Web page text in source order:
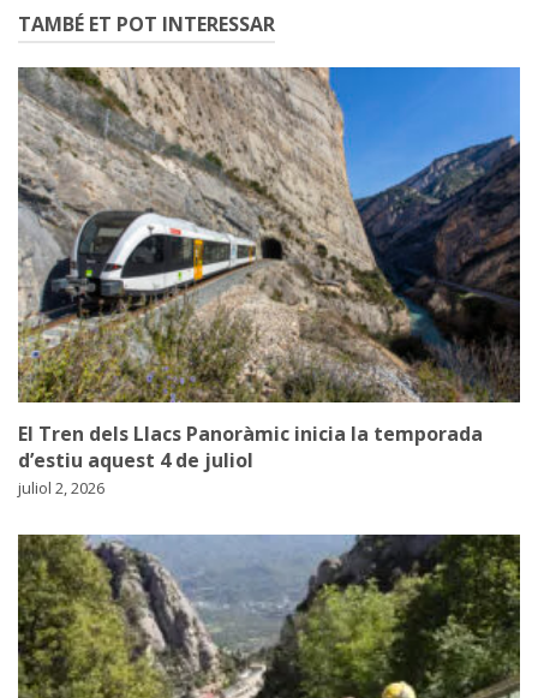
TAMBÉ ET POT INTERESSAR
El Tren dels Llacs Panoràmic inicia la temporada
d’estiu aquest 4 de juliol
juliol 2, 2026